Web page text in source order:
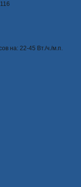
на: 22-45 Вт./ч./м.п.